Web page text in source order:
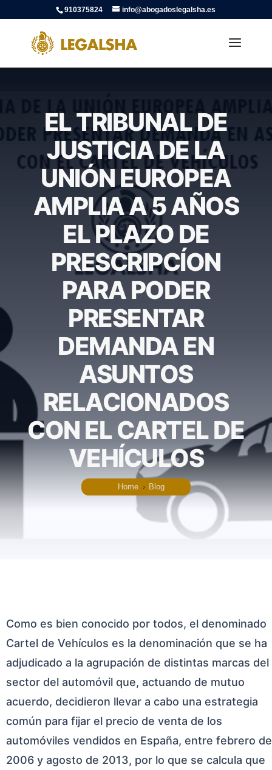
910375824 info@abogadoslegalsha.es
EL TRIBUNAL DE
JUSTICIA DE LA
UNIÓN EUROPEA
AMPLIA A 5 AÑOS
EL PLAZO DE
PRESCRIPCÍON
PARA PODER
PRESENTAR
DEMANDA EN
ASUNTOS
RELACIONADOS
CON EL CARTEL DE
VEHÍCULOS
Home › Blog
Como es bien conocido por todos, el denominado
Cartel de Vehículos es la denominación que se ha
adjudicado a la agrupación de distintas marcas del
sector del automóvil que, actuando de mutuo
acuerdo, decidieron llevar a cabo una estrategia
común para fijar el precio de venta de los
automóviles vendidos en España, entre febrero de
2006 y agosto de 2013, por lo que se calcula que